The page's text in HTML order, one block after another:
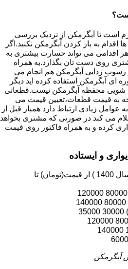
است تا آبگرمکن از نزدیک بررسی
به باز کردن آبگرمکن نکنید.اگر
هر اقدامی می تواند خسارت بیشتری به
روی دست تان بگذارد.به همراه
رسوب زدایی آبگرمکن هم انجام می
آبگرمکن استفاده کرده اید دیگر
شویی محفظه آبگرمکن نیست.قطعاتی
به قیمت قطعات،تعیین قیمت می
عوامل زیادی ارتباط دارد همیار قبل از
می کند در صورتی که مشتری بخواهد
کرده و به همراه فاکتور روی قیمت
و ایستاده
عنوان( به روز رسانی سال 1400 ) از قیمت(تومان) تا
آبگرمکن